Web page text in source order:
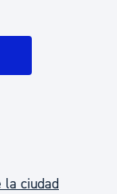
la ciudad